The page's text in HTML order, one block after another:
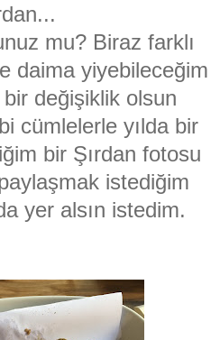
mu? Biraz farklı
daima yiyebileceğim
değişiklik olsun
cümlelerle yılda bir
bir Şırdan fotosu
istediğim
yer alsın istedim.